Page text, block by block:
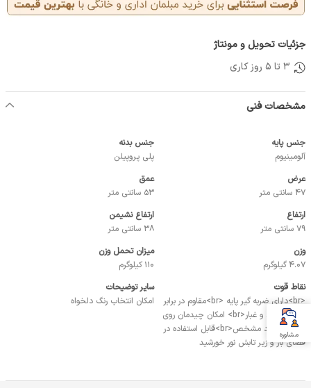
جزئیات تحویل و مونتاژ
3 تا 5 روز کاری
مشخصات فنی
جنس پایه
آلومینیوم
جنس بدنه
پلی پروپیلن
عرض
47 سانتی متر
عمق
53 سانتی متر
ارتفاع
79 سانتی متر
ارتفاع نشیمن
38 سانتی متر
وزن
4.07 گیلوگرم
میزان تحمل وزن
110 کیلوگرم
نقاط قوت
<br>دارای ضربه گیر پایه <br>مقاوم در برابر
رطوبت و گرد و غبار<br> امکان چیدمان روی
هم به تعداد مشخص<br>قابل استفاده در
فضای باز و زیر تابش نور خورشید
سایر توضیحات
امکان انتخاب رنگ دلخواه
مشاوره